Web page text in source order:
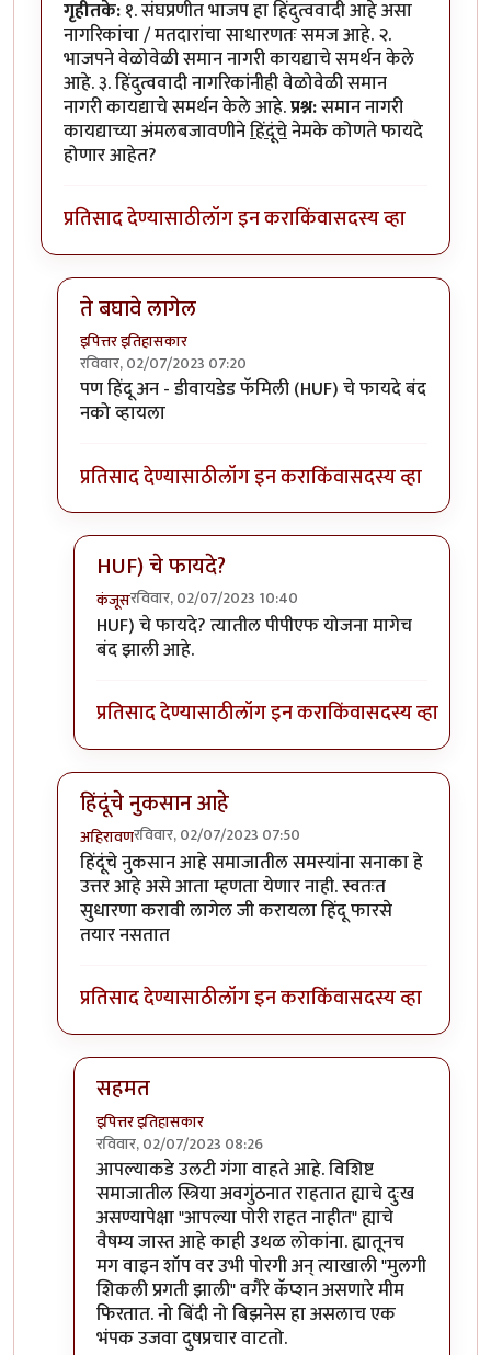
गृहीतके:१. संघप्रणीत भाजप हा हिंदुत्ववादी आहे असा
नागरिकांचा / मतदारांचा साधारणतः समज आहे. २.
भाजपने वेळोवेळी समान नागरी कायद्याचे समर्थन केले
आहे. ३. हिंदुत्ववादी नागरिकांनीही वेळोवेळी समान
नागरी कायद्याचे समर्थन केले आहे.प्रश्न:समान नागरी
कायद्याच्या अंमलबजावणीनेहिंदूंचेनेमके कोणते फायदे
होणार आहेत?
प्रतिसाद देण्यासाठीलॉग इन कराकिंवासदस्य व्हा
ते बघावे लागेल
इपित्तर इतिहासकार
रविवार, 02/07/2023 07:20
In reply toसनाकाचा फायदा काय आहे?byवामन देशमुख
पण हिंदू अन - डीवायडेड फॅमिली (HUF) चे फायदे बंद
नको व्हायला
प्रतिसाद देण्यासाठीलॉग इन कराकिंवासदस्य व्हा
HUF) चे फायदे?
कंजूसरविवार, 02/07/2023 10:40
In reply toते बघावे लागेलbyइपित्तर इतिहासकार
HUF) चे फायदे? त्यातील पीपीएफ योजना मागेच
बंद झाली आहे.
प्रतिसाद देण्यासाठीलॉग इन कराकिंवासदस्य व्हा
हिंदूंचे नुकसान आहे
अहिरावणरविवार, 02/07/2023 07:50
In reply toसनाकाचा फायदा काय आहे?byवामन देशमुख
हिंदूंचे नुकसान आहे समाजातील समस्यांना सनाका हे
उत्तर आहे असे आता म्हणता येणार नाही. स्वतःत
सुधारणा करावी लागेल जी करायला हिंदू फारसे
तयार नसतात
प्रतिसाद देण्यासाठीलॉग इन कराकिंवासदस्य व्हा
सहमत
इपित्तर इतिहासकार
रविवार, 02/07/2023 08:26
In reply toहिंदूंचे नुकसान आहेbyअहिरावण
आपल्याकडे उलटी गंगा वाहते आहे. विशिष्ट
समाजातील स्त्रिया अवगुंठनात राहतात ह्याचे दुःख
असण्यापेक्षा "आपल्या पोरी राहत नाहीत" ह्याचे
वैषम्य जास्त आहे काही उथळ लोकांना. ह्यातूनच
मग वाइन शॉप वर उभी पोरगी अन् त्याखाली "मुलगी
शिकली प्रगती झाली" वगैरे कॅप्शन असणारे मीम
फिरतात. नो बिंदी नो बिझनेस हा असलाच एक
भंपक उजवा दुषप्रचार वाटतो.